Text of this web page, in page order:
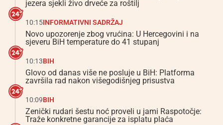
jezera sjekli živo drveće za roštilj
10:15INFORMATIVNI SADRŽAJ
Novo upozorenje zbog vrućina: U Hercegovini i na
sjeveru BiH temperature do 41 stupanj
10:13BIH
Glovo od danas više ne posluje u BiH: Platforma
završila rad nakon višegodišnjeg prisustva
10:09BIH
Zenički rudari šestu noć proveli u jami Raspotočje:
Traže konkretne garancije za isplatu plaća